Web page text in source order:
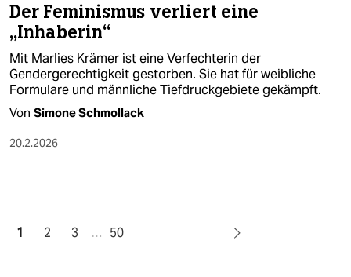
Der Feminismus verliert eine
„Inhaberin“
Mit Marlies Krämer ist eine Verfechterin der
Gendergerechtigkeit gestorben. Sie hat für weibliche
Formulare und männliche Tiefdruckgebiete gekämpft.
Von Simone Schmollack
20.2.2026
1 2 3 … 50